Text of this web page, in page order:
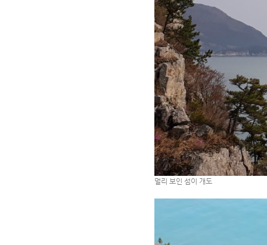
멀리 보인 섬이 개도